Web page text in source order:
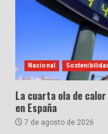
Nacional Sostenibilidad
La cuarta ola de
en España
7 de agosto de 2026